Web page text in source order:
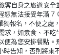
客自身之旅遊安全
恕無法接受年滿７
報名，不便之處
求，如素食、不
便為您安排餐點。
時告知，否則將來